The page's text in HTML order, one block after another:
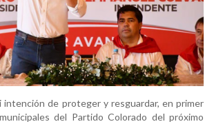
intención de proteger y resguardar, en primer
del Partido Colorado del próximo